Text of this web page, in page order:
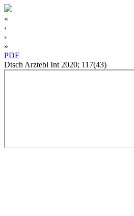
«
‹
›
»
PDF
Dtsch Arztebl Int 2020; 117(43)